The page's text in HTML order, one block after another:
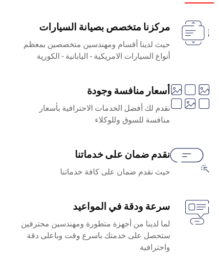
مركزنا متخصص بصيانة السيارات
حيث لدينا أقسام ومهندسين متخصصين بمعظم
أنواع السيارات الامريكية - اليابانية - الكورية
أسعار منافسة وجودة
نقدم لك أفضل الخدمات الاحترافية بأسعار
منافسة للسوق وللوكلاء
نقدم ضمان على خدماتنا
حيث نقدم ضمان على كافة خدماتنا
سرعة ودقة في المواعيد
لما لدينا من أجهزة متطورة ومهندسين محترفين
ستحصل على خدمتك باسرع وقت وباعلى دقة
واحترافية